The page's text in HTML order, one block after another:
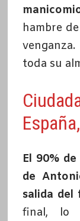
hambre
toda su
El 90%
de
salida del
final, lo